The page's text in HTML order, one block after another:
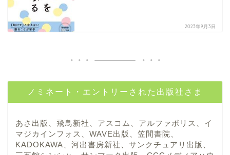
2023年9月3日
ノミネート・エントリーされた出版社さま
あさ出版、飛鳥新社、アスコム、アルファポリス、イ
マジカインフォス、WAVE出版、笠間書院、
KADOKAWA、河出書房新社、サンクチュアリ出版、